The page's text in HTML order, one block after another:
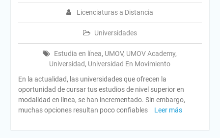
Licenciaturas a Distancia
Universidades
Estudia en línea, UMOV, UMOV Academy,
Universidad, Universidad En Movimiento
En la actualidad, las universidades que ofrecen la
oportunidad de cursar tus estudios de nivel superior en
modalidad en línea, se han incrementado. Sin embargo,
muchas opciones resultan poco confiables
Leer más